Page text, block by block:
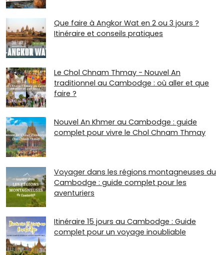
Que faire à Angkor Wat en 2 ou 3 jours ?
Itinéraire et conseils pratiques
Le Chol Chnam Thmay - Nouvel An
traditionnel au Cambodge : où aller et que
faire ?
Nouvel An Khmer au Cambodge : guide
complet pour vivre le Chol Chnam Thmay
Voyager dans les régions montagneuses du
Cambodge : guide complet pour les
aventuriers
Itinéraire 15 jours au Cambodge : Guide
complet pour un voyage inoubliable